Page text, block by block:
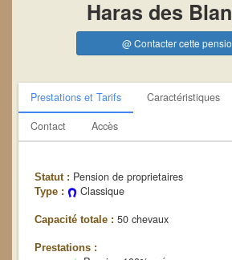
Haras des
@ Contacter cette
Prestations et Tarifs Caractéristiques
Contact
Accès
Statut : Pension de proprietaires
Type : Classique
Capacité totale : 50 chevaux
Prestations :